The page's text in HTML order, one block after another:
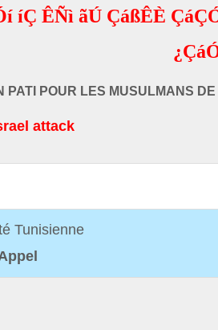
íÇ ÊÑì ãÚ ÇáßÊÈ
PATI POUR LES MUSULMANS
attack
Tunisienne